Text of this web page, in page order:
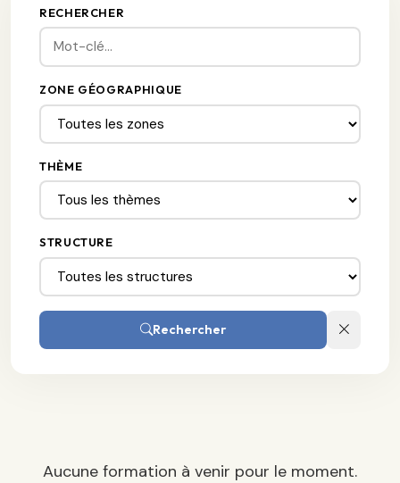
RECHERCHER
ZONE GÉOGRAPHIQUE
THÈME
STRUCTURE
Rechercher
Aucune formation à venir pour le moment.